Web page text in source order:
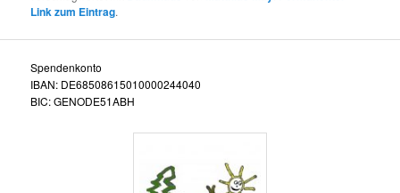
Link zum Eintrag.
Spendenkonto
IBAN: DE68508615010000244040
BIC: GENODE51ABH